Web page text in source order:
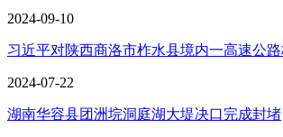
2024-09-10
习近平对陕西商洛市柞水县境内一高速公
2024-07-22
湖南华容县团洲垸洞庭湖大堤决口完成封堵